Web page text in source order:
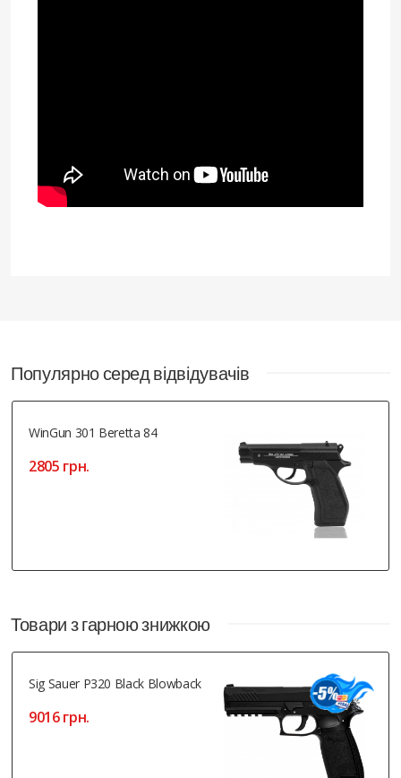
Популярно серед відвідувачів
WinGun 301 Beretta 84
2805 грн.
Товари з гарною знижкою
Sig Sauer P320 Black Blowback
9016 грн.